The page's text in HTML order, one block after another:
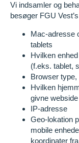
Vi indsamler og
besøger FGU
Mac-adresse
tablets
Hvilken
(f.eks. tablet,
Browser type,
Hvilken
givne webside
IP-adresse
Geo-lokation
mobile
koordinater